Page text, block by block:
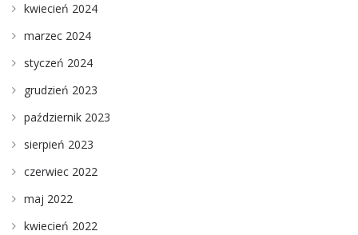
kwiecień 2024
marzec 2024
styczeń 2024
grudzień 2023
październik 2023
sierpień 2023
czerwiec 2022
maj 2022
kwiecień 2022